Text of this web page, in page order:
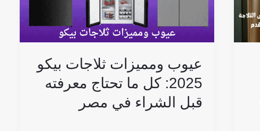
عيوب ومميزات ثلاجات بيكو
2025: كل ما تحتاج معرفته
قبل الشراء في مصر
تحتاج
الشراء
في
مصر